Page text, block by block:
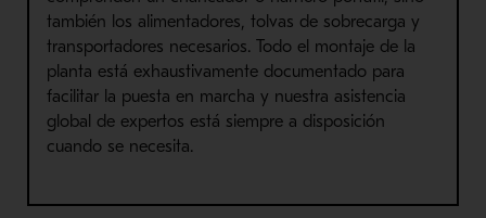
también los alimentadores, tolvas de sobrecarga y
transportadores necesarios. Todo el montaje de la
planta está exhaustivamente documentado para
facilitar la puesta en marcha y nuestra asistencia
global de expertos está siempre a disposición
cuando se necesita.